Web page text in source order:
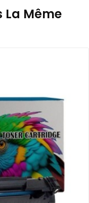
La Même